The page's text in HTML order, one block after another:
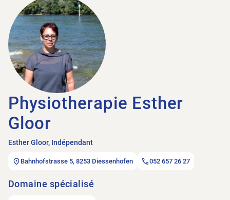
Physiotherapie Esther
Gloor
Esther Gloor, Indépendant
Bahnhofstrasse 5, 8253 Diessenhofen 052 657 26 27
Domaine spécialisé